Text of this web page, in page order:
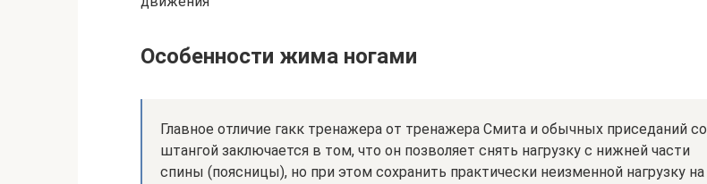
Особенности жима ногами
Главное отличие гакк тренажера от тренажера Смита и обычных приседаний со
штангой заключается в том, что он позволяет снять нагрузку с нижней части
спины (поясницы), но при этом сохранить практически неизменной нагрузку на